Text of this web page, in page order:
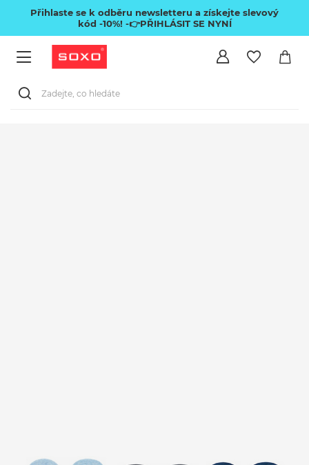
Přihlaste se k odběru newsletteru a získejte slevový
kód -10%! -👉PŘIHLÁSIT SE NYNÍ